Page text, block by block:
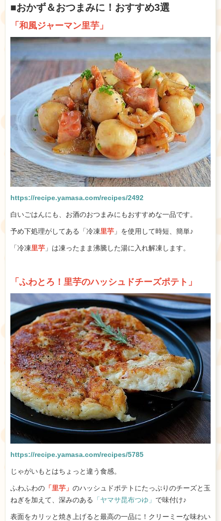
■おかず＆おつまみに！おすすめ3選
「和風ジャーマン里芋」
https://recipe.yamasa.com/recipes/2492
白いごはんにも、お酒のおつまみにもおすすめな一品です。
予め下処理がしてある「冷凍里芋 」を使用して時短、簡単♪
「冷凍里芋 」は凍ったまま沸騰した湯に入れ解凍します。
「ふわとろ！里芋のハッシュドチーズポテト」
https://recipe.yamasa.com/recipes/5785
じゃがいもとはちょっと違う食感。
ふわふわの 「里芋」 のハッシュドポテトにたっぷりのチーズと玉
ねぎを加えて、深みのある
「ヤマサ昆布つゆ」 で味付け♪
表面をカリッと焼き上げると最高の一品に！クリーミーな味わい